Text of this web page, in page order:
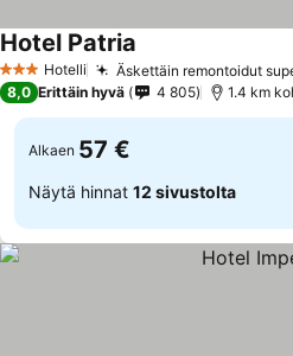
3 Tähtiluokitus
Hotelli Äskettäin remontoidut
Hotel Patria
8,0 Erittäin hyvä 4 805 1.4 km
Alkaen 57 €
Näytä hinnat 12 sivustolta